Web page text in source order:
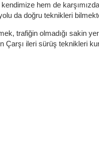
hem de
da doğru teknikleri
trafiğin olmadığı sakin
Çarşı ileri sürüş teknikleri